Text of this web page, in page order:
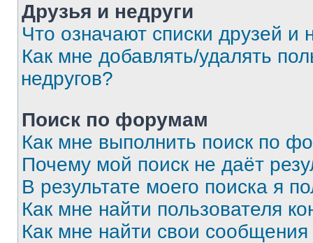
Друзья и недруги
Что означают списки друзей и
Как мне добавлять/удалять
недругов?
Поиск по форумам
Как мне выполнить поиск по
Почему мой поиск не даёт
В результате моего поиска я
Как мне найти пользователя
Как мне найти свои